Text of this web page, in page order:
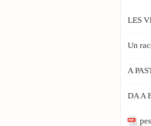
LES
Un
A
DA A